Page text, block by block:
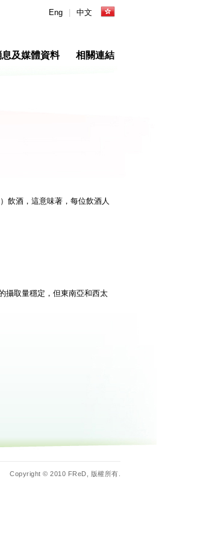
Eng 中文
及媒體資料 相關連結
飲酒，這意味著，每位飲酒人
攝取量穩定，但東南亞和西太
Copyright © 2010 FReD, 版權所有.